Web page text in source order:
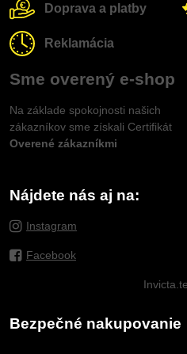
Doprava a platby
Reklamácia
Sme overený e-shop
Na základe spokojnosti našich
zákazníkov sme získali Certifikát
Overené zákazníkmi
Nájdete nás aj na:
Instagram
Facebook
Bezpečné nakupovanie